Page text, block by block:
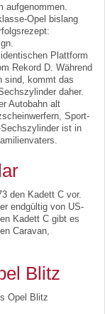
aufgenommen.
Opel bislang
Plattform
Rekord D. Während
sind, kommt das
daher.
Autobahn alt
Sport-
ist in
den Kadett C vor.
endgültig von US-
Kadett C gibt es
Caravan,
Blitz
Opel Blitz